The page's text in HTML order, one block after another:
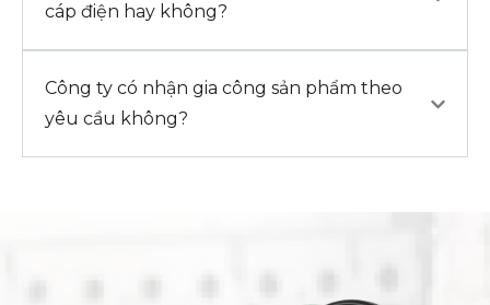
cáp điện hay không?
Công ty có nhận gia công sản phẩm theo
yêu cầu không?